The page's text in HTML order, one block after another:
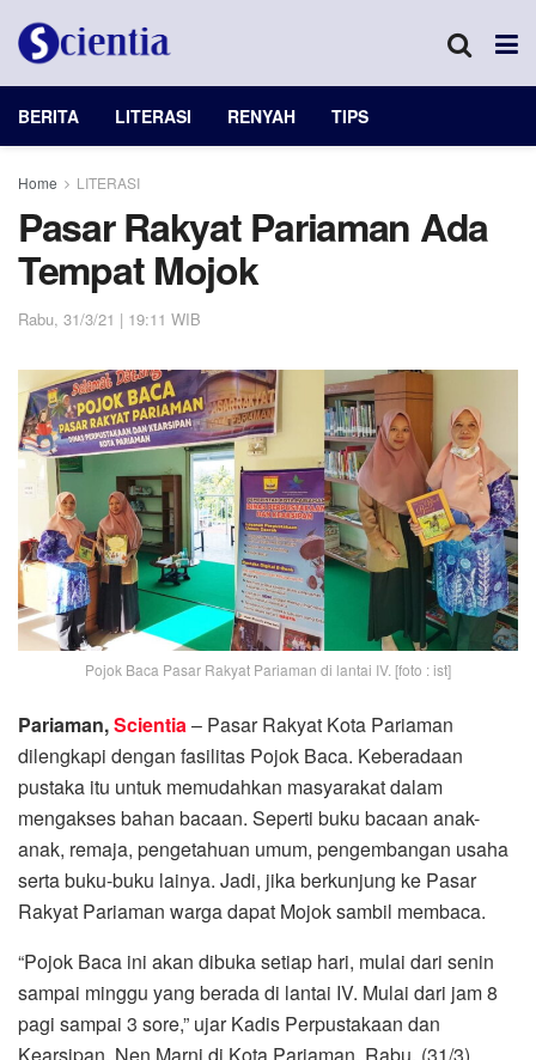
BERITA LITERASI RENYAH TIPS
Home LITERASI
Pasar Rakyat Pariaman Ada
Tempat Mojok
Rabu, 31/3/21 | 19:11 WIB
Pojok Baca Pasar Rakyat Pariaman di lantai IV. [foto : ist]
Pariaman,Scientia– Pasar Rakyat Kota Pariaman
dilengkapi dengan fasilitas Pojok Baca. Keberadaan
pustaka itu untuk memudahkan masyarakat dalam
mengakses bahan bacaan. Seperti buku bacaan anak-
anak, remaja, pengetahuan umum, pengembangan usaha
serta buku-buku lainya. Jadi, jika berkunjung ke Pasar
Rakyat Pariaman warga dapat Mojok sambil membaca.
“Pojok Baca ini akan dibuka setiap hari, mulai dari senin
sampai minggu yang berada di lantai IV. Mulai dari jam 8
pagi sampai 3 sore,” ujar Kadis Perpustakaan dan